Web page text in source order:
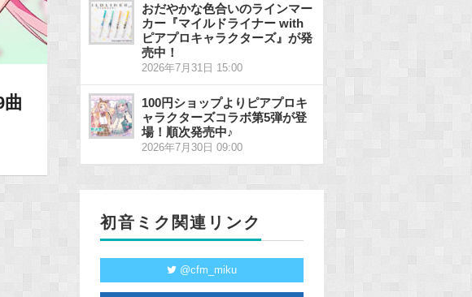
おだやかな色合いのラインマー
カー『マイルドライナー with
ピアプロキャラクターズ』が発
売中！
2026年7月31日 15:00
100円ショップよりピアプロキ
ャラクターズコラボ第5弾が登
場！順次発売中♪
2026年7月30日 09:00
初音ミク関連リンク
@cfm_miku